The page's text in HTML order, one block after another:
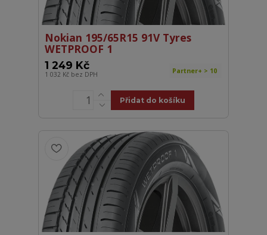
Nokian 195/65R15 91V Tyres
WETPROOF 1
1 249 Kč
1 032 Kč bez DPH Partner+ > 10
Přidat do košíku